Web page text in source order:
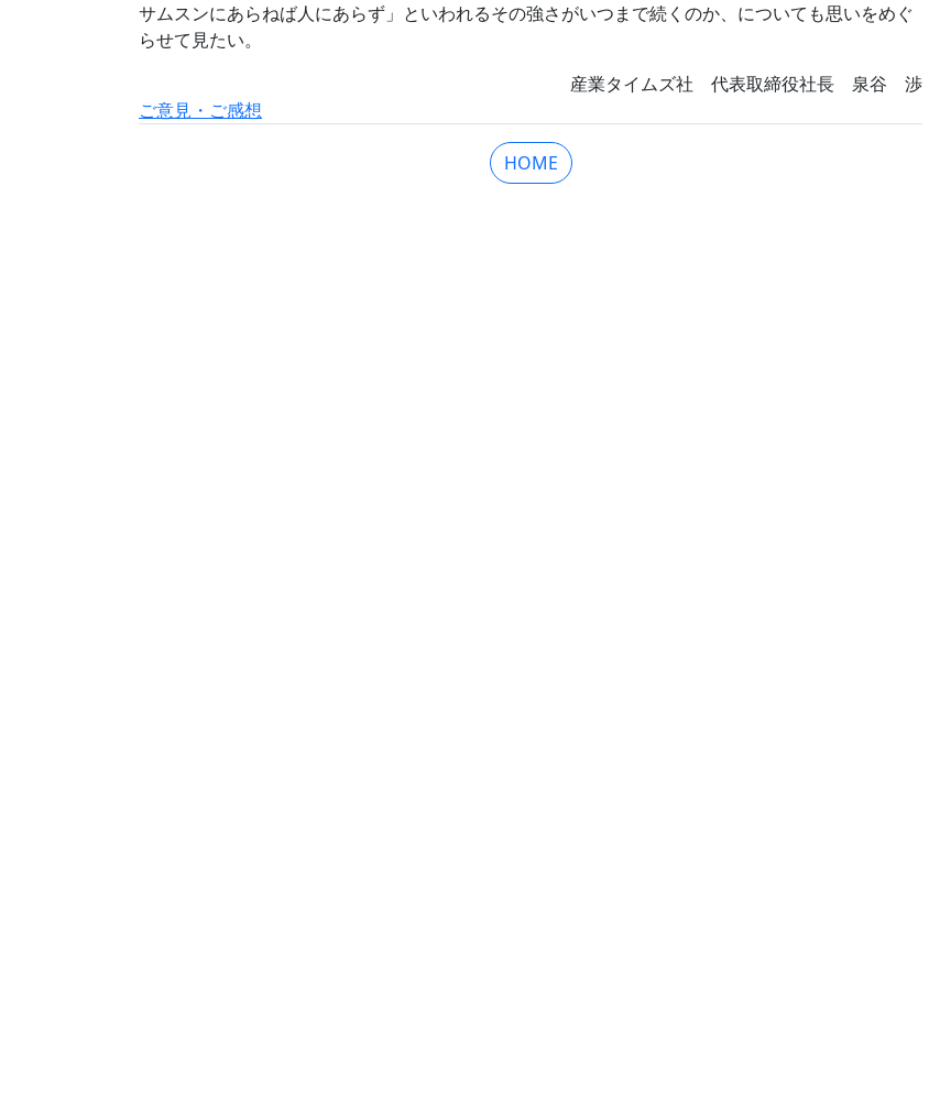
サムスンにあらねば人にあらず」といわれるその強さがいつまで続くのか、についても思いをめぐ
らせて見たい。
産業タイムズ社 代表取締役社長 泉谷 渉
ご意見・ご感想
HOME